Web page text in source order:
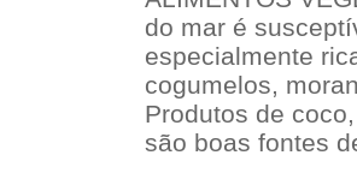
do mar é
especialmente
cogumelos,
Produtos de
são boas fontes